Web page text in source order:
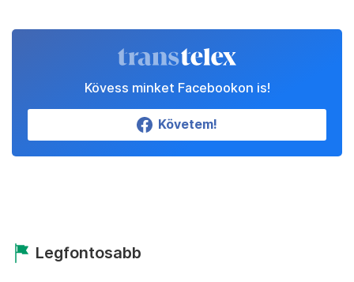
Kövess minket Facebookon is!
Követem!
Legfontosabb